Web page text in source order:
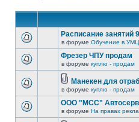
Расписание занятий
в форуме Обучение в УМЦ
Фрезер ЧПУ продам
в форуме куплю - продам
Манекен для
в форуме куплю - продам
ООО "МСС"
в форуме На правах